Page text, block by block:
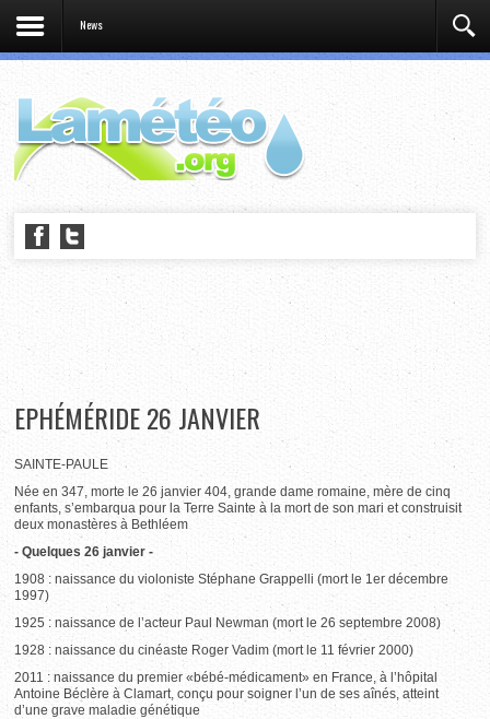
News
EPHÉMÉRIDE 26 JANVIER
SAINTE-PAULE
Née en 347, morte le 26 janvier 404, grande dame romaine, mère de cinq
enfants, s’embarqua pour la Terre Sainte à la mort de son mari et construisit
deux monastères à Bethléem
- Quelques 26 janvier -
1908 : naissance du violoniste Stéphane Grappelli (mort le 1er décembre
1997)
1925 : naissance de l’acteur Paul Newman (mort le 26 septembre 2008)
1928 : naissance du cinéaste Roger Vadim (mort le 11 février 2000)
2011 : naissance du premier «bébé-médicament» en France, à l’hôpital
Antoine Béclère à Clamart, conçu pour soigner l’un de ses aînés, atteint
d’une grave maladie génétique